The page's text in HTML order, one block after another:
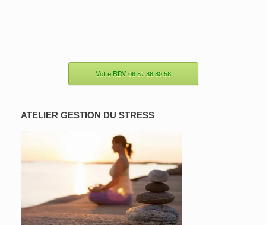
Votre RDV 06 87 86 80 58
ATELIER GESTION DU STRESS